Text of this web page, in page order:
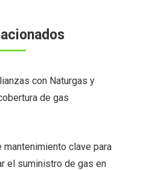
con Naturgas y
de gas
mantenimiento clave para
el suministro de gas en